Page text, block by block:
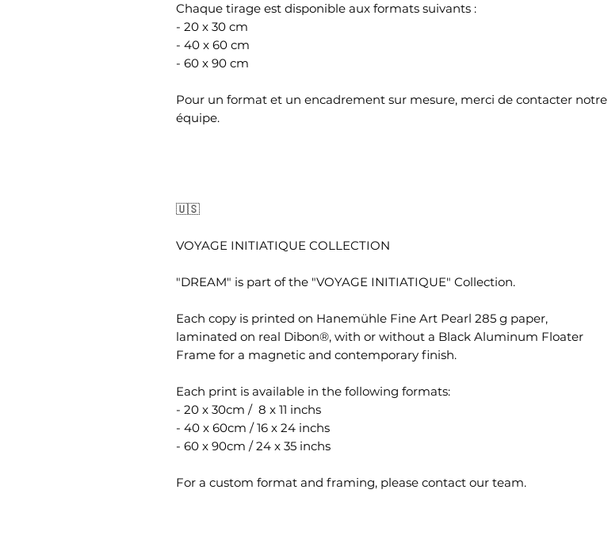
Chaque tirage est disponible aux formats suivants :
- 20 x 30 cm
- 40 x 60 cm
- 60 x 90 cm
Pour un format et un encadrement sur mesure, merci de contacter notre
équipe.
🇺🇸
VOYAGE INITIATIQUE COLLECTION
"DREAM" is part of the "VOYAGE INITIATIQUE" Collection.
Each copy is printed on Hanemühle Fine Art Pearl 285 g paper,
laminated on real Dibon®, with or without a Black Aluminum Floater
Frame for a magnetic and contemporary finish.
Each print is available in the following formats:
- 20 x 30cm / 8 x 11 inchs
- 40 x 60cm / 16 x 24 inchs
- 60 x 90cm / 24 x 35 inchs
For a custom format and framing, please contact our team.